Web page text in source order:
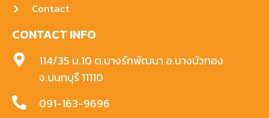
Contact
CONTACT INFO
114/35 ม.10 ต.บางรักพัฒนา อ.บางบัวทอง
จ.นนทบุรี 11110
091-163-9696